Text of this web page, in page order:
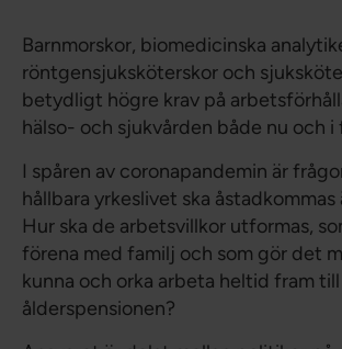
Barnmorskor, biomedicinska
röntgensjuksköterskor och
betydligt högre krav på
hälso- och sjukvården både nu och
I spåren av coronapandemin är
hållbara yrkeslivet ska åstadkommas
Hur ska de arbetsvillkor utformas,
förena med familj och som gör det
kunna och orka arbeta heltid fram till
ålderspensionen?